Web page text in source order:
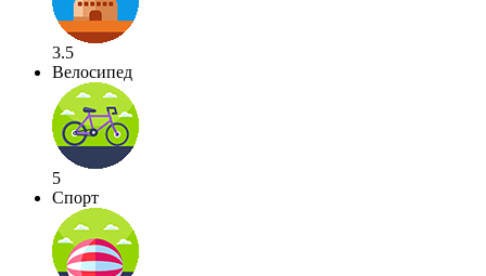
3.5
Велосипед
5
Спорт